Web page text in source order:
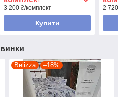
3 200 ₴/комплект
Купити
2
Belizza –18%